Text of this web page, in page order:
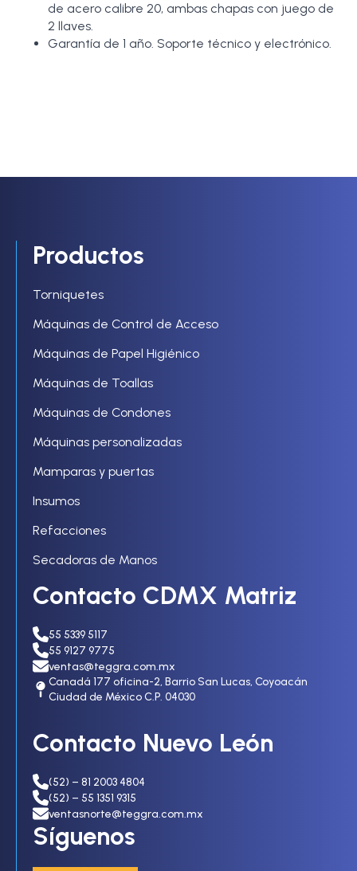
de acero calibre 20, ambas chapas con juego de
2 llaves.
Garantía de 1 año. Soporte técnico y electrónico.
Productos
Torniquetes
Máquinas de Control de Acceso
Máquinas de Papel Higiénico
Máquinas de Toallas
Máquinas de Condones
Máquinas personalizadas
Mamparas y puertas
Insumos
Refacciones
Secadoras de Manos
Contacto CDMX Matriz
55 5339 5117
55 9127 9775
ventas@teggra.com.mx
Canadá 177 oficina-2, Barrio San Lucas, Coyoacán
Ciudad de México C.P. 04030
Contacto Nuevo León
(52) – 81 2003 4804
(52) – 55 1351 9315
ventasnorte@teggra.com.mx
Síguenos